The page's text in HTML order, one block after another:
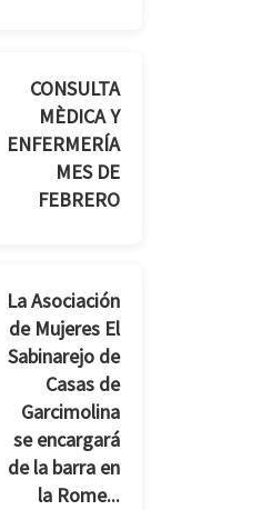
CONSULTA
MÈDICA Y
ENFERMERÍA
MES DE
FEBRERO
La Asociación
de Mujeres El
Sabinarejo de
Casas de
Garcimolina
se encargará
de la barra en
la Rome...